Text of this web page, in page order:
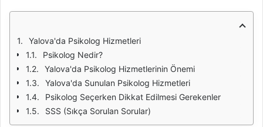
Yalova'da Psikolog Hizmetleri
Psikolog Nedir?
Yalova'da Psikolog Hizmetlerinin Önemi
Yalova'da Sunulan Psikolog Hizmetleri
Psikolog Seçerken Dikkat Edilmesi Gerekenler
SSS (Sıkça Sorulan Sorular)